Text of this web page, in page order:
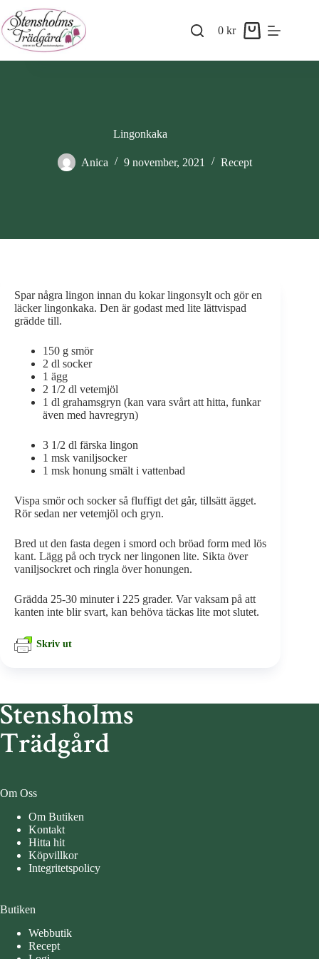
to
content
Shopping
0kr
Lingonkaka
Anica 9 november, 2021 Recept
Spar några lingon innan du kokar lingonsylt och gör en
läcker lingonkaka. Den är godast med lite lättvispad
grädde till.
150 g smör
2 dl socker
1 ägg
2 1/2 dl vetemjöl
1 dl grahamsgryn (kan vara svårt att hitta, funkar
även med havregryn)
3 1/2 dl färska lingon
1 msk vaniljsocker
1 msk honung smält i vattenbad
Vispa smör och socker så fluffigt det går, tillsätt ägget.
Rör sedan ner vetemjöl och gryn.
Bred ut den fasta degen i smord och bröad form med lös
kant. Lägg på och tryck ner lingonen lite. Sikta över
vaniljsockret och ringla över honungen.
Grädda 25-30 minuter i 225 grader. Var vaksam på att
kanten inte blir svart, kan behöva täckas lite mot slutet.
Skriv ut
Om Oss
Om Butiken
Kontakt
Hitta hit
Köpvillkor
Integritetspolicy
Butiken
Webbutik
Recept